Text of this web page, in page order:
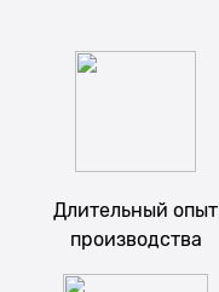
Длительный опыт
производства